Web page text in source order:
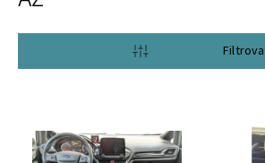
Otevřít filtr